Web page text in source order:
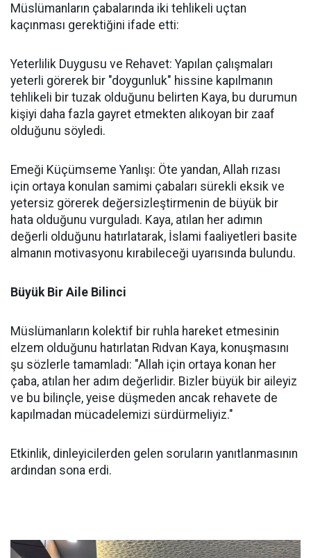
Müslümanların çabalarında iki tehlikeli uçtan
kaçınması gerektiğini ifade etti:
Yeterlilik Duygusu ve Rehavet: Yapılan çalışmaları
yeterli görerek bir "doygunluk" hissine kapılmanın
tehlikeli bir tuzak olduğunu belirten Kaya, bu durumun
kişiyi daha fazla gayret etmekten alıkoyan bir zaaf
olduğunu söyledi.
Emeği Küçümseme Yanlışı: Öte yandan, Allah rızası
için ortaya konulan samimi çabaları sürekli eksik ve
yetersiz görerek değersizleştirmenin de büyük bir
hata olduğunu vurguladı. Kaya, atılan her adımın
değerli olduğunu hatırlatarak, İslami faaliyetleri basite
almanın motivasyonu kırabileceği uyarısında bulundu.
Büyük Bir Aile Bilinci
Müslümanların kolektif bir ruhla hareket etmesinin
elzem olduğunu hatırlatan Rıdvan Kaya, konuşmasını
şu sözlerle tamamladı: "Allah için ortaya konan her
çaba, atılan her adım değerlidir. Bizler büyük bir aileyiz
ve bu bilinçle, yeise düşmeden ancak rehavete de
kapılmadan mücadelemizi sürdürmeliyiz."
Etkinlik, dinleyicilerden gelen soruların yanıtlanmasının
ardından sona erdi.